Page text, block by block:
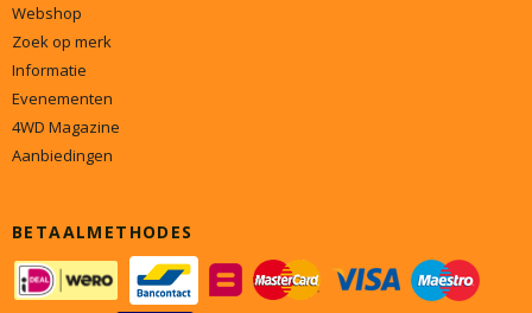
Webshop
Zoek op merk
Informatie
Evenementen
4WD Magazine
Aanbiedingen
BETAALMETHODES